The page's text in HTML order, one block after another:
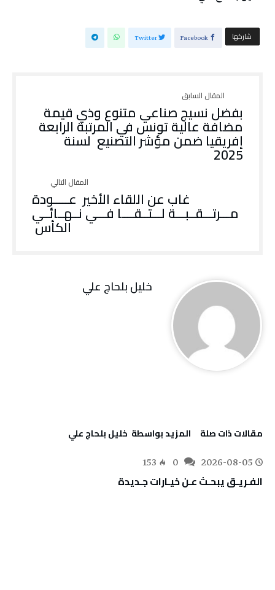
‫‫ شاركها‬ Facebook
Twitter
‬2025‭
‬الكأس‭ ‬
خليل‭ ‬بلحاج‭ ‬علي
‫مقالات ذات صلة‬ ‫‫المزيد بواسطة‬ ‬ خليل‭ ‬بلحاج‭ ‬علي
2026-08-05
153
الفـريـق‭ ‬يبحـث‭ ‬عـن‭ ‬خيـارات‭ ‬جـديدة